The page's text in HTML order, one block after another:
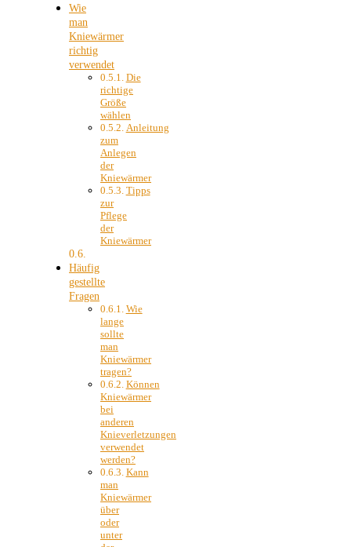
Wie
man
Kniewärmer
richtig
verwendet
Die
richtige
Größe
wählen
Anleitung
zum
Anlegen
der
Kniewärmer
Tipps
zur
Pflege
der
Kniewärmer
Häufig
gestellte
Fragen
Wie
lange
sollte
man
Kniewärmer
tragen?
Können
Kniewärmer
bei
anderen
Knieverletzungen
verwendet
werden?
Kann
man
Kniewärmer
über
oder
unter